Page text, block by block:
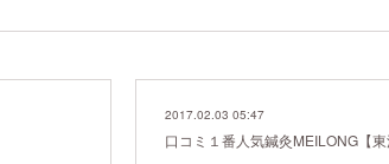
2017.02.03 05:47
口コミ１番人気鍼灸MEILONG【